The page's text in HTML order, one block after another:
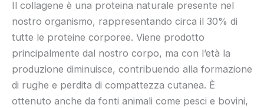
Il collagene è una proteina naturale presente nel
nostro organismo, rappresentando circa il 30% di
tutte le proteine corporee. Viene prodotto
principalmente dal nostro corpo, ma con l’età la
produzione diminuisce, contribuendo alla formazione
di rughe e perdita di compattezza cutanea. È
ottenuto anche da fonti animali come pesci e bovini,